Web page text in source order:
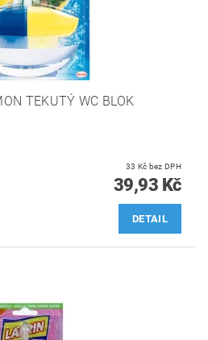
TEKUTÝ WC BLOK
33 Kč bez DPH
39,93 Kč
DETAIL